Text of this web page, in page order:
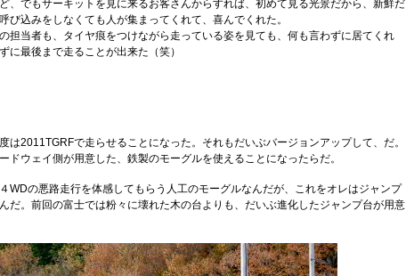
、でもサーキットを見に来るお客さんからすれば、初めて見る光景だから、新鮮だ
び込みをしなくても人が集まってくれて、喜んでくれた。
担当者も、タイヤ痕をつけながら走っている姿を見ても、何も言わずに居てくれ
に最後まで走ることが出来た（笑）
は2011TGRFで走らせることになった。それもだいぶバージョンアップして、だ。
ドウェイ側が用意した、鉄製のモーグルを使えることになったらだ。
WDの悪路走行を体感してもらう人工のモーグルなんだが、これをオレはジャンプ
だ。前回の富士では粉々に壊れた木の台よりも、だいぶ進化したジャンプ台が用意